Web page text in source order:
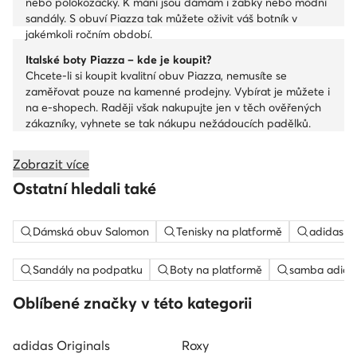
sandály. S obuví Piazza tak můžete oživit váš botník v
jakémkoli ročním období.
Italské boty Piazza – kde je koupit?
Chcete-li si koupit kvalitní obuv Piazza, nemusíte se
zaměřovat pouze na kamenné prodejny. Vybírat je můžete i
na e-shopech. Raději však nakupujte jen v těch ověřených
zákazníky, vyhnete se tak nákupu nežádoucích padělků.
Zobrazit více
Ostatní hledali také
Dámská obuv Salomon Tenisky na platformě adidas
Sandály na podpatku Boty na platformě samba
Oblíbené značky v této kategorii
adidas Originals Roxy